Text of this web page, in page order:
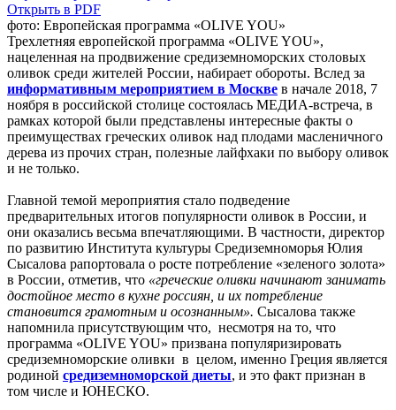
Открыть в PDF
фото: Европейская программа «OLIVE YOU»
Трехлетняя европейской программа «OLIVE YOU»,
нацеленная на продвижение средиземноморских столовых
оливок среди жителей России, набирает обороты. Вслед за
информативным мероприятием в Москве в начале 2018, 7
ноября в российской столице состоялась МЕДИА-встреча, в
рамках которой были представлены интересные факты о
преимуществах греческих оливок над плодами масленичного
дерева из прочих стран, полезные лайфхаки по выбору оливок
и не только.
Главной темой мероприятия стало подведение
предварительных итогов популярности оливок в России, и
они оказались весьма впечатляющими. В частности, директор
по развитию Института культуры Средиземноморья Юлия
Сысалова рапортовала о росте потребление «зеленого золота»
в России, отметив, что «греческие оливки начинают занимать
достойное место в кухне россиян, и их потребление
становится грамотным и осознанным». Сысалова также
напомнила присутствующим что, несмотря на то, что
программа «OLIVE YOU» призвана популяризировать
средиземноморские оливки в целом, именно Греция является
родиной средиземноморской диеты, и это факт признан в
том числе и ЮНЕСКО.